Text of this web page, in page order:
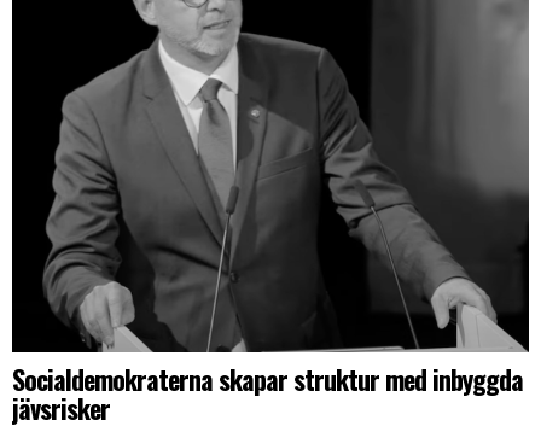
Socialdemokraterna skapar struktur med inbyggda
jävsrisker